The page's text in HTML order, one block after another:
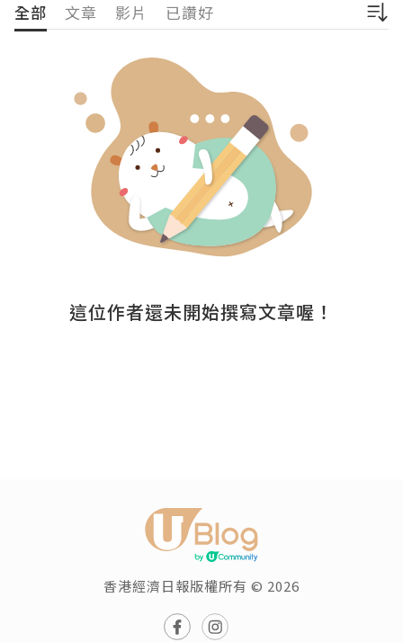
全部 文章 影片 已讚好
這位作者還未開始撰寫文章喔！
香港經濟日報版權所有 © 2026